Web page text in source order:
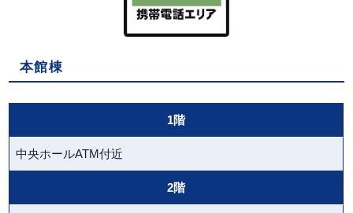
本館棟
1階
中央ホールATM付近
2階